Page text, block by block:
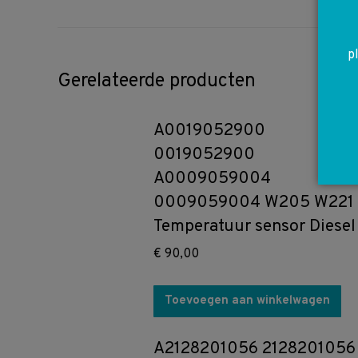
Gerelateerde producten
A0019052900
0019052900
A0009059004
0009059004 W205 W221
Temperatuur sensor Diesel
€ 90,00
Toevoegen aan winkelwagen
A2128201056 2128201056